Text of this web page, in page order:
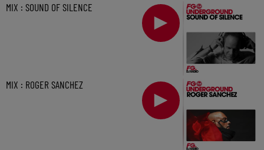
MIX : SOUND OF SILENCE
MIX : ROGER SANCHEZ